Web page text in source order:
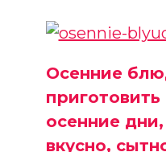
Осенние
осенние
вкусно,